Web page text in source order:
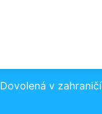
Dovolená v zahraničí